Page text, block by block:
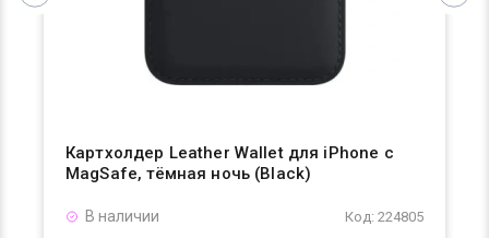
Картхолдер Leather Wallet для iPhone с
MagSafe, тёмная ночь (Black)
Код: 224805
В наличии